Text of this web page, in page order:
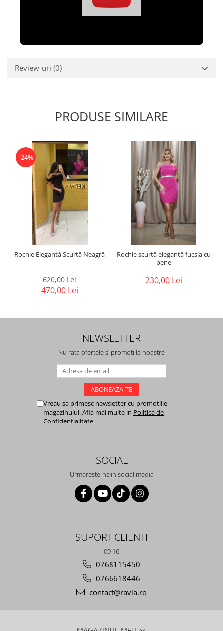
Review-uri (0)
PRODUSE SIMILARE
-24%
Rochie Elegantă Scurtă Neagră
620,00 Lei
470,00 Lei
Rochie scurtă elegantă fucsia cu
pene
230,00 Lei
NEWSLETTER
Nu rata ofertele si promotiile noastre
Vreau sa primesc newsletter cu promotiile
magazinului. Afla mai multe in Politica de
Confidentialitate
SOCIAL
Urmareste-ne in social media
SUPORT CLIENTI
09-16
0768115450
0766618446
contact@ravia.ro